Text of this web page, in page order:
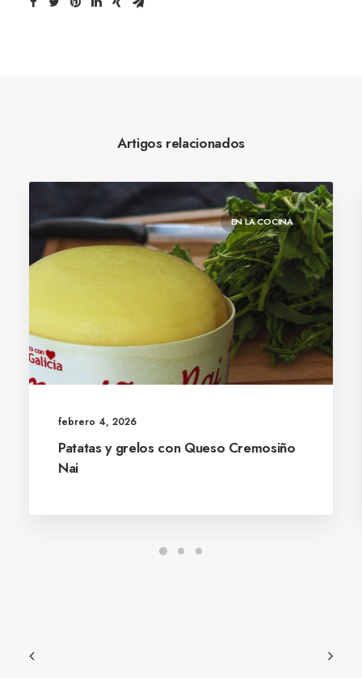
Artigos relacionados
EN LA COCINA
febrero 4, 2026
Patatas y grelos con Queso Cremosiño
Nai